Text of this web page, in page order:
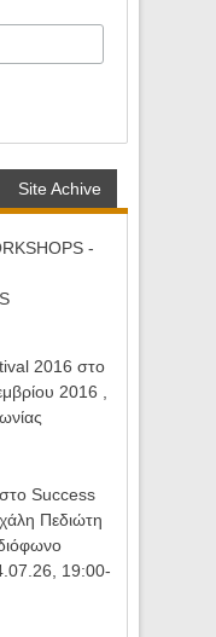
Site Achive
-
2016 στο
2016 ,
Success
Πεδιώτη
19:00-